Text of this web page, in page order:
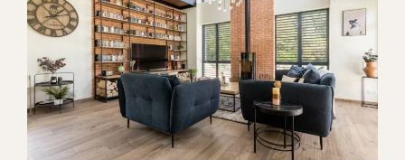
Lasciatevi ispirare dalla scoperta dell'estetica
e delle texture di ORSOL.